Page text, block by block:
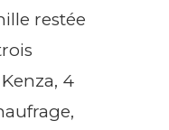
restée
4